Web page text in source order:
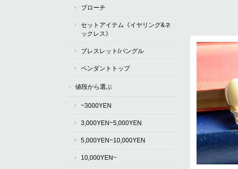
ブローチ
セットアイテム《イヤリング&ネ
ックレス》
ブレスレット/バングル
ペンダントトップ
値段から選ぶ
~3000YEN
3,000YEN~5,000YEN
5,000YEN~10,000YEN
10,000YEN~